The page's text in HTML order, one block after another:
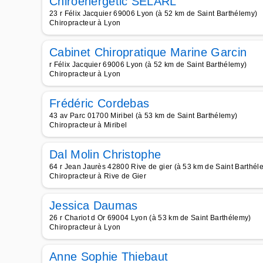
23 r Félix Jacquier 69006 Lyon (à 52 km de Saint Barthélemy)
Chiropracteur à Lyon
Cabinet Chiropratique Marine Garcin
r Félix Jacquier 69006 Lyon (à 52 km de Saint Barthélemy)
Chiropracteur à Lyon
Frédéric Cordebas
43 av Parc 01700 Miribel (à 53 km de Saint Barthélemy)
Chiropracteur à Miribel
Dal Molin Christophe
64 r Jean Jaurès 42800 Rive de gier (à 53 km de Saint
Chiropracteur à Rive de Gier
Jessica Daumas
26 r Chariot d Or 69004 Lyon (à 53 km de Saint Barthélemy)
Chiropracteur à Lyon
Anne Sophie Thiebaut